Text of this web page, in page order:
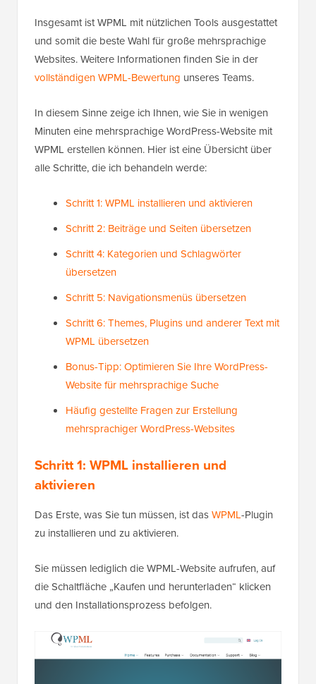
Insgesamt ist WPML mit nützlichen Tools ausgestattet
und somit die beste Wahl für große mehrsprachige
Websites. Weitere Informationen finden Sie in der
vollständigen WPML-Bewertung unseres Teams.
In diesem Sinne zeige ich Ihnen, wie Sie in wenigen
Minuten eine mehrsprachige WordPress-Website mit
WPML erstellen können. Hier ist eine Übersicht über
alle Schritte, die ich behandeln werde:
Schritt 1: WPML installieren und aktivieren
Schritt 2: Beiträge und Seiten übersetzen
Schritt 4: Kategorien und Schlagwörter
übersetzen
Schritt 5: Navigationsmenüs übersetzen
Schritt 6: Themes, Plugins und anderer Text mit
WPML übersetzen
Bonus-Tipp: Optimieren Sie Ihre WordPress-
Website für mehrsprachige Suche
Häufig gestellte Fragen zur Erstellung
mehrsprachiger WordPress-Websites
Schritt 1: WPML installieren und
aktivieren
Das Erste, was Sie tun müssen, ist dasWPML-Plugin
zu installieren und zu aktivieren.
Sie müssen lediglich die WPML-Website aufrufen, auf
die Schaltfläche „Kaufen und herunterladen“ klicken
und den Installationsprozess befolgen.